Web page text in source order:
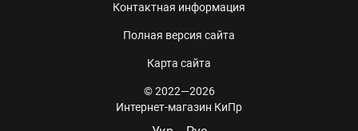
Контактная информация
Полная версия сайта
Карта сайта
© 2022—2026
Интернет-магазин КиПр